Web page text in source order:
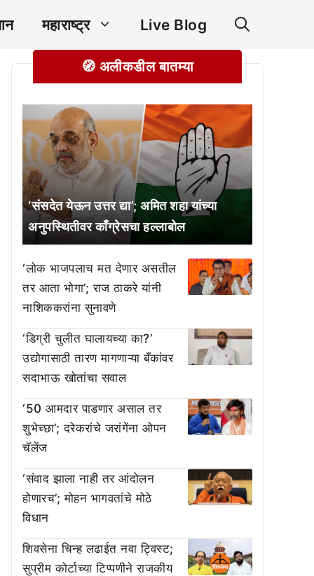
महाराष्ट्र Live Blog
🧭 अलीकडील बातम्या
‘संसदेत येऊन उत्तर द्या’; अमित शहा यांच्या
अनुपस्थितीवर काँग्रेसचा हल्लाबोल
‘लोक भाजपलाच मत देणार असतील
तर आता भोगा’; राज ठाकरे यांनी
नाशिककरांना सुनावणे
‘डिग्री चुलीत घालायच्या का?’
उद्योगासाठी तारण मागणाऱ्या बँकांवर
सदाभाऊ खोतांचा सवाल
‘50 आमदार पाडणार असाल तर
शुभेच्छा’; दरेकरांचे जरांगेंना ओपन
चॅलेंज
‘संवाद झाला नाही तर आंदोलन
होणारच’; मोहन भागवतांचे मोठे
विधान
शिवसेना चिन्ह लढाईत नवा ट्विस्ट;
सुप्रीम कोर्टाच्या टिप्पणीने राजकीय